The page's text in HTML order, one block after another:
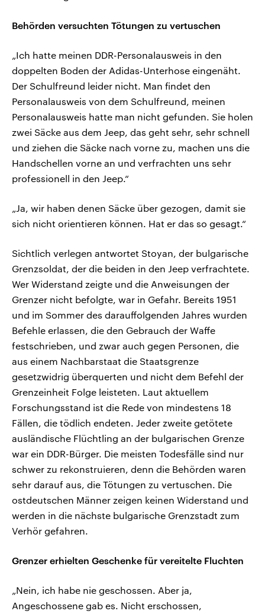
Behörden versuchten Tötungen zu vertuschen
„Ich hatte meinen DDR-Personalausweis in den
doppelten Boden der Adidas-Unterhose eingenäht.
Der Schulfreund leider nicht. Man findet den
Personalausweis von dem Schulfreund, meinen
Personalausweis hatte man nicht gefunden. Sie holen
zwei Säcke aus dem Jeep, das geht sehr, sehr schnell
und ziehen die Säcke nach vorne zu, machen uns die
Handschellen vorne an und verfrachten uns sehr
professionell in den Jeep.“
„Ja, wir haben denen Säcke über gezogen, damit sie
sich nicht orientieren können. Hat er das so gesagt.“
Sichtlich verlegen antwortet Stoyan, der bulgarische
Grenzsoldat, der die beiden in den Jeep verfrachtete.
Wer Widerstand zeigte und die Anweisungen der
Grenzer nicht befolgte, war in Gefahr. Bereits 1951
und im Sommer des darauffolgenden Jahres wurden
Befehle erlassen, die den Gebrauch der Waffe
festschrieben, und zwar auch gegen Personen, die
aus einem Nachbarstaat die Staatsgrenze
gesetzwidrig überquerten und nicht dem Befehl der
Grenzeinheit Folge leisteten. Laut aktuellem
Forschungsstand ist die Rede von mindestens 18
Fällen, die tödlich endeten. Jeder zweite getötete
ausländische Flüchtling an der bulgarischen Grenze
war ein DDR-Bürger. Die meisten Todesfälle sind nur
schwer zu rekonstruieren, denn die Behörden waren
sehr darauf aus, die Tötungen zu vertuschen. Die
ostdeutschen Männer zeigen keinen Widerstand und
werden in die nächste bulgarische Grenzstadt zum
Verhör gefahren.
Grenzer erhielten Geschenke für vereitelte Fluchten
„Nein, ich habe nie geschossen. Aber ja,
Angeschossene gab es. Nicht erschossen,